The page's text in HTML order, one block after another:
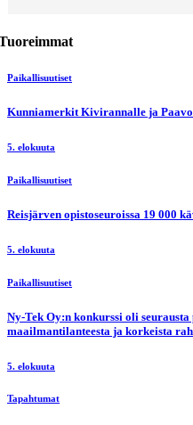
Paikallisuutiset
Kunniamerkit Kivirannalle ja
5. elokuuta
Paikallisuutiset
Reisjärven opistoseuroissa 19 000
5. elokuuta
Paikallisuutiset
Ny-Tek Oy:n konkurssi oli
maailmantilanteesta ja korkeista
5. elokuuta
Tapahtumat